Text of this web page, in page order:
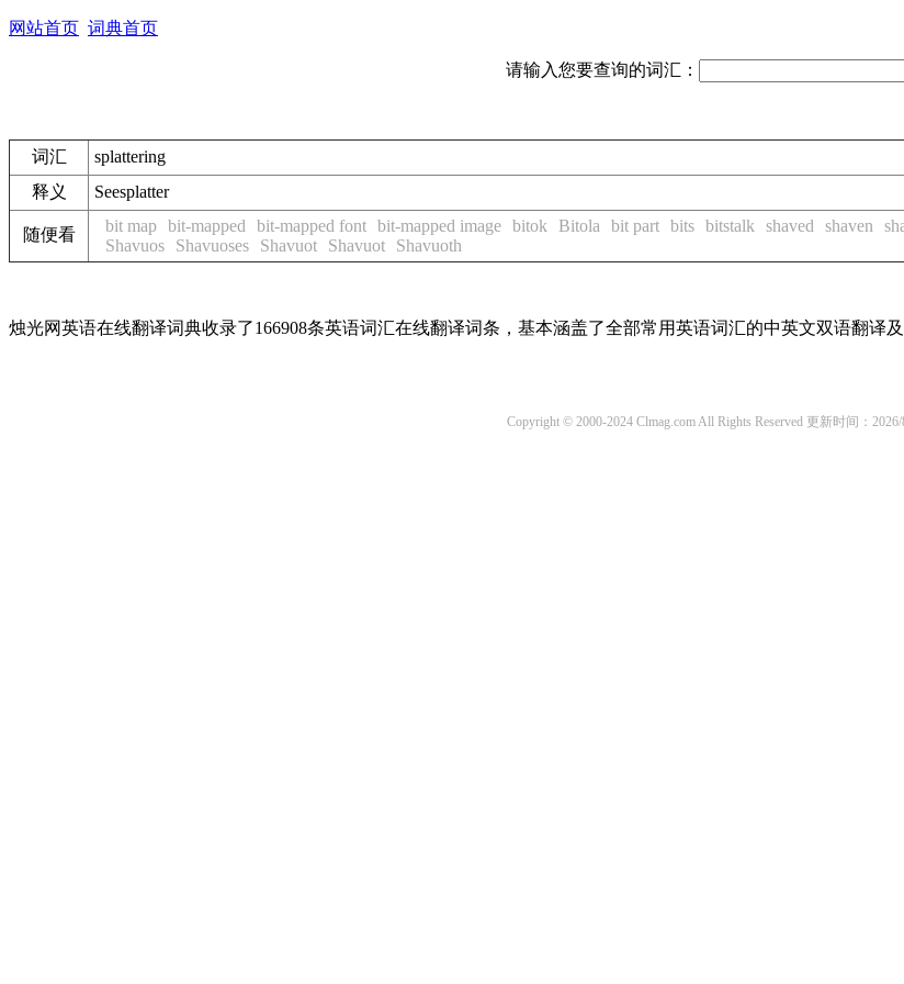
网站首页 词典首页
请输入您要查询的词汇：
词汇
splattering
释义
Seesplatter
随便看 bit map bit-mapped bit-mapped font bit-mapped image bitok Bitola bit part bits bitstalk shaved shaven
Shavuos
Shavuoses Shavuot Shavuot Shavuoth
烛光网英语在线翻译词典收录了166908条英语词汇在线翻译词条，基本涵盖了全部常用英语词汇的中英文双语翻译
Copyright © 2000-2024 Clmag.com All Rights Reserved 更新时间：2026/